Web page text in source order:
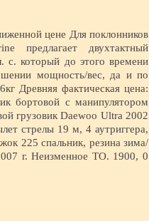
цене Для поклонников
предлагает двухтактный
который до этого времени
мощность/вес, да и по
Древняя фактическая цена:
бортовой с манипулятором
грузовик Daewoo Ultra 2002
стрелы 19 м, 4 аутриггера,
225 спальник, резина зима/
г. Неизменное ТО. 1900, 0